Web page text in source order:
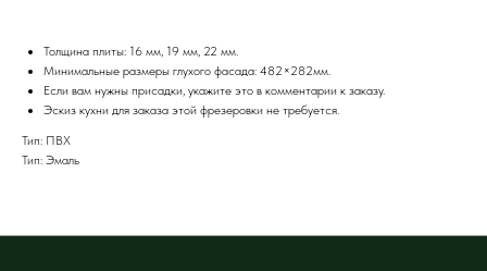
Толщина плиты: 16 мм, 19 мм, 22 мм.
Минимальные размеры глухого фасада: 482×282мм.
Если вам нужны присадки, укажите это в комментарии к заказу.
Эскиз кухни для заказа этой фрезеровки не требуется.
Тип: ПВХ
Тип: Эмаль